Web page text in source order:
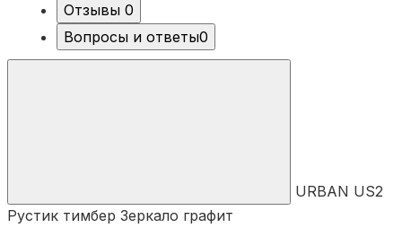
Отзывы 0
Вопросы и ответы0
URBAN US2
Рустик тимбер Зеркало графит